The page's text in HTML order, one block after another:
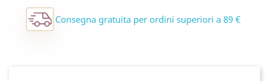
Consegna gratuita per ordini superiori a 89 €